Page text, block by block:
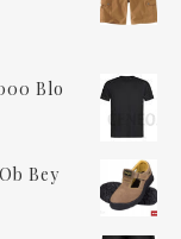
Blo
Bey